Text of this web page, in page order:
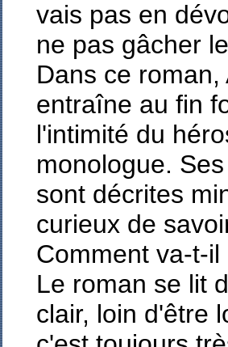
vais pas en
ne pas gâcher
Dans ce
entraîne au fin
l'intimité du
monologue.
sont décrites
curieux de
Comment va-t-il
Le roman se lit
clair, loin d'être